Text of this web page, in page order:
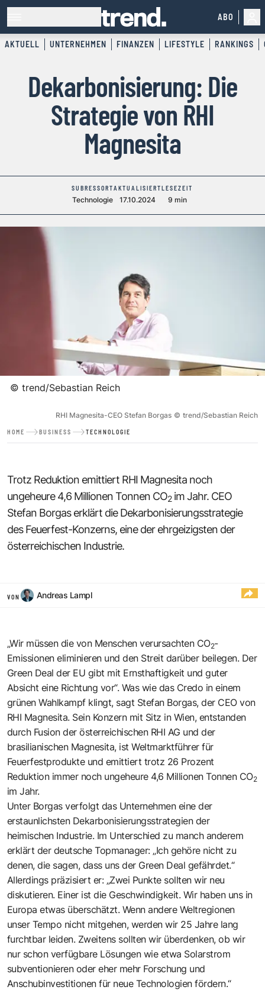
ABO
AKTUELL UNTERNEHMEN FINANZEN LIFESTYLE RANKINGS
Dekarbonisierung: Die
Strategie von RHI
Magnesita
SUBRESSORT
Technologie
AKTUALISIERT
17.10.2024
LESEZEIT
9 min
© trend/Sebastian Reich
RHI Magnesita-CEO Stefan Borgas © trend/Sebastian Reich
HOME BUSINESS TECHNOLOGIE
Trotz Reduktion emittiert RHI Magnesita noch
ungeheure 4,6 Millionen Tonnen CO2im Jahr. CEO
Stefan Borgas erklärt die Dekarbonisierungsstrategie
des Feuerfest-Konzerns, eine der ehrgeizigsten der
österreichischen Industrie.
VON Andreas Lampl
„Wir müssen die von Menschen verursachten CO2-
Emissionen eliminieren und den Streit darüber beilegen. Der
Green Deal der EU gibt mit Ernsthaftigkeit und guter
Absicht eine Richtung vor“. Was wie das Credo in einem
grünen Wahlkampf klingt, sagt Stefan Borgas, der CEO von
RHI Magnesita. Sein Konzern mit Sitz in Wien, entstanden
durch Fusion der österreichischen RHI AG und der
brasilianischen Magnesita, ist Weltmarktführer für
Feuerfestprodukte und emittiert trotz 26 Prozent
Reduktion immer noch ungeheure 4,6 Millionen Tonnen CO2
im Jahr.
Unter Borgas verfolgt das Unternehmen eine der
erstaunlichsten Dekarbonisierungsstrategien der
heimischen Industrie. Im Unterschied zu manch anderem
erklärt der deutsche Topmanager: „Ich gehöre nicht zu
denen, die sagen, dass uns der Green Deal gefährdet.“
Allerdings präzisiert er: „Zwei Punkte sollten wir neu
diskutieren. Einer ist die Geschwindigkeit. Wir haben uns in
Europa etwas überschätzt. Wenn andere Weltregionen
unser Tempo nicht mitgehen, werden wir 25 Jahre lang
furchtbar leiden. Zweitens sollten wir überdenken, ob wir
nur schon verfügbare Lösungen wie etwa Solarstrom
subventionieren oder eher mehr Forschung und
Anschubinvestitionen für neue Technologien fördern.“